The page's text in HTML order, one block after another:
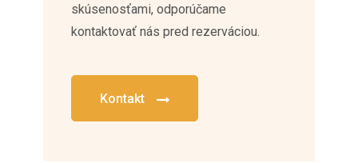
skúsenosťami, odporúčame
kontaktovať nás pred rezerváciou.
Kontakt